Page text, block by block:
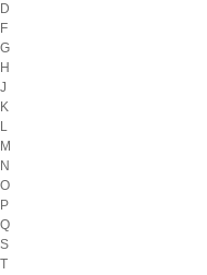
D
F
G
H
J
K
L
M
N
O
P
Q
S
T